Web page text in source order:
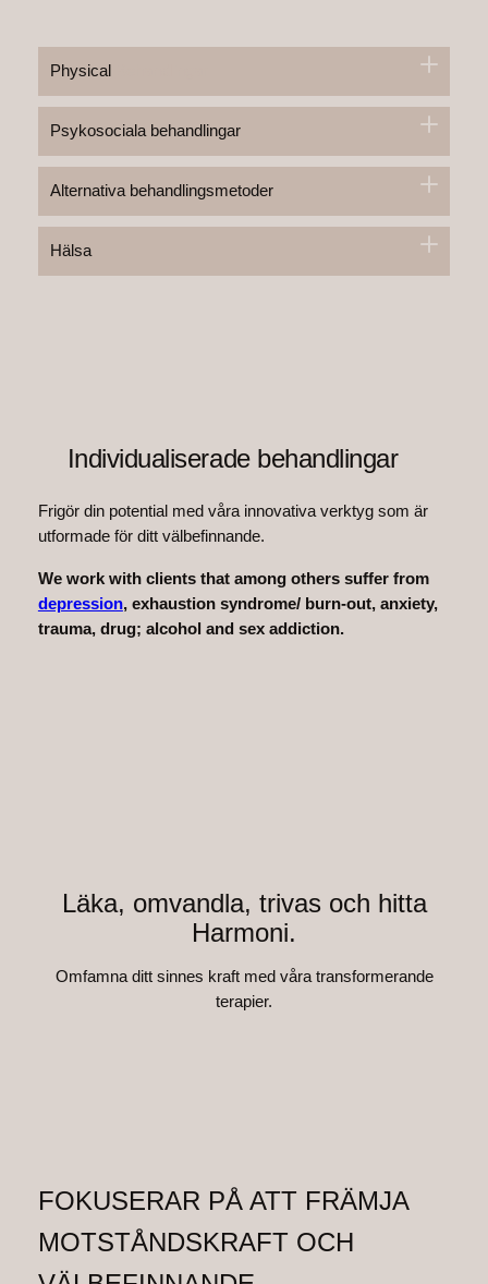
Physical
Psykosociala behandlingar
Alternativa behandlingsmetoder
Hälsa
Individualiserade behandlingar
Frigör din potential med våra innovativa verktyg som är
utformade för ditt välbefinnande.
We work with clients that among others suffer from
depression, exhaustion syndrome/ burn-out, anxiety,
trauma, drug; alcohol and sex addiction.
Läka, omvandla, trivas och hitta
Harmoni.
Omfamna ditt sinnes kraft med våra transformerande
terapier.
FOKUSERAR PÅ ATT FRÄMJA
MOTSTÅNDSKRAFT OCH